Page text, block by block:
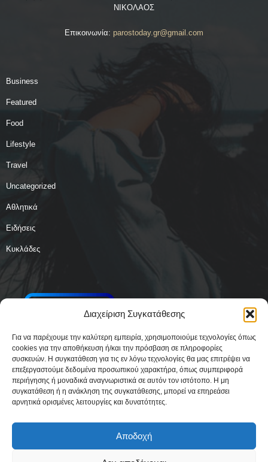
Διαχείριση Συγκατάθεσης
Για να παρέχουμε την καλύτερη εμπειρία, χρησιμοποιούμε τεχνολογίες όπως
cookies για την αποθήκευση ή/και την πρόσβαση σε πληροφορίες
συσκευών. Η συγκατάθεση για τις εν λόγω τεχνολογίες θα μας επιτρέψει να
επεξεργαστούμε δεδομένα προσωπικού χαρακτήρα, όπως συμπεριφορά
περιήγησης ή μοναδικά αναγνωριστικά σε αυτόν τον ιστότοπο. Η μη
συγκατάθεση ή η ανάκληση της συγκατάθεσης, μπορεί να επηρεάσει
αρνητικά ορισμένες λειτουργίες και δυνατότητες.
Αποδοχή
ΝΙΚΟΛΑΟΣ
Επικοινωνία: parostoday.gr@gmail.com
Business
Featured
Food
Lifestyle
Travel
Uncategorized
Αθλητικά
Ειδήσεις
Κυκλάδες